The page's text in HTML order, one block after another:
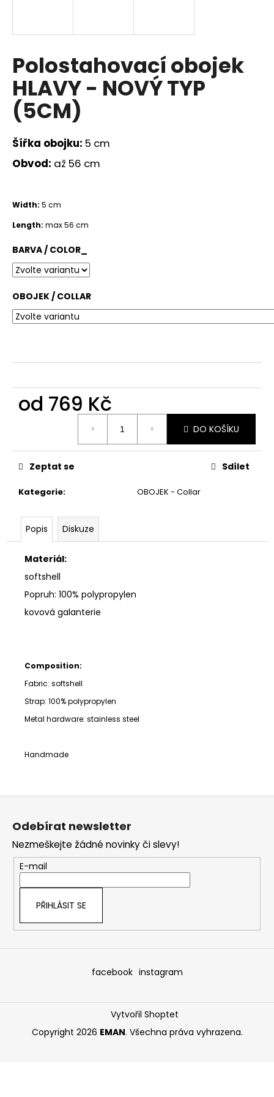
Polostahovací obojek
HLAVY - NOVÝ TYP
(5CM)
Šířka obojku: 5 cm
Obvod: až 56 cm
Width: 5 cm
Length: max 56 cm
BARVA / COLOR_
OBOJEK / COLLAR
od 769 Kč
DO KOŠÍKU
Kategorie: OBOJEK - Collar
Zeptat se Sdílet
Popis Diskuze
Materiál:
softshell
Popruh: 100% polypropylen
kovová galanterie
Composition:
Fabric: softshell
Strap: 100% polypropylen
Metal hardware: stainless steel
Handmade
j
t
?
o
p
r
u
č
u
j
e
Odebírat newsletter
Nezmeškejte žádné novinky či slevy!
E-mail
PŘIHLÁSIT SE
facebook instagram
Vytvořil Shoptet
Copyright 2026 EMAN. Všechna práva vyhrazena.